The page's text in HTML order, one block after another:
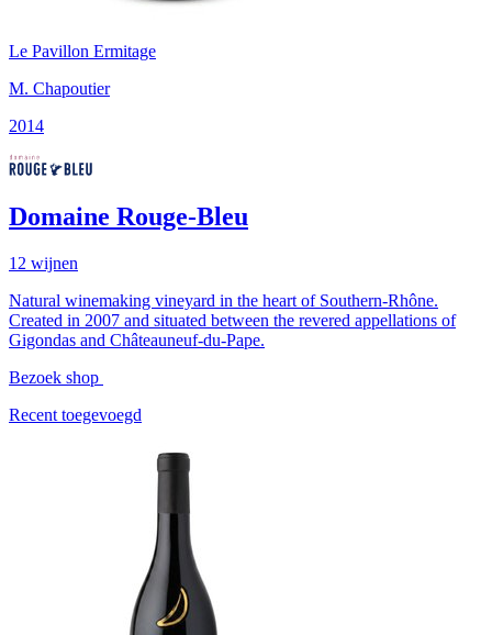
Le Pavillon Ermitage
M. Chapoutier
2014
Domaine Rouge-Bleu
12 wijnen
Natural winemaking vineyard in the heart of Southern-Rhône.
Created in 2007 and situated between the revered appellations of
Gigondas and Châteauneuf-du-Pape.
Bezoek shop
Recent toegevoegd